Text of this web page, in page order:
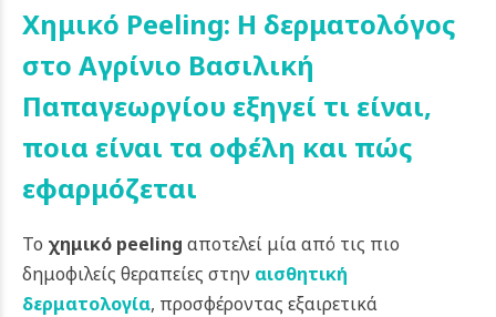
Χημικό Peeling: Η δερματολόγος
στο Αγρίνιο Βασιλική
Παπαγεωργίου εξηγεί τι είναι,
ποια είναι τα οφέλη και πώς
εφαρμόζεται
Το χημικό peeling αποτελεί μία από τις πιο
δημοφιλείς θεραπείες στην αισθητική
δερματολογία, προσφέροντας εξαιρετικά